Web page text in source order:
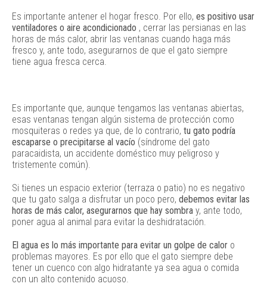
Es importante antener el hogar fresco. Por ello, es positivo usar
ventiladores o aire acondicionado , cerrar las persianas en las
horas de más calor, abrir las ventanas cuando haga más
fresco y, ante todo, asegurarnos de que el gato siempre
tiene agua fresca cerca.
Es importante que, aunque tengamos las ventanas abiertas,
esas ventanas tengan algún sistema de protección como
mosquiteras o redes ya que, de lo contrario, tu gato podría
escaparse o precipitarse al vacío (síndrome del gato
paracaidista, un accidente doméstico muy peligroso y
tristemente común).
Si tienes un espacio exterior (terraza o patio) no es negativo
que tu gato salga a disfrutar un poco pero, debemos evitar las
horas de más calor, asegurarnos que hay sombra y, ante todo,
poner agua al animal para evitar la deshidratación.
El agua es lo más importante para evitar un golpe de calor o
problemas mayores. Es por ello que el gato siempre debe
tener un cuenco con algo hidratante ya sea agua o comida
con un alto contenido acuoso.